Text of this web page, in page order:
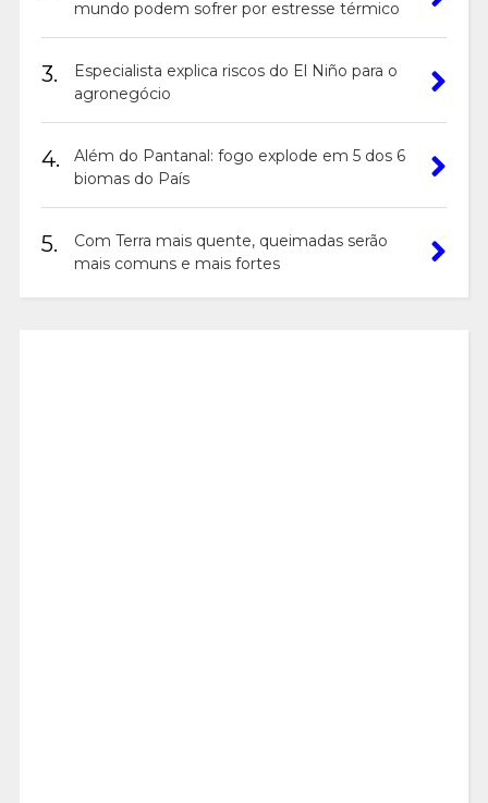
mundo podem sofrer por estresse térmico
3.
Especialista explica riscos do El Niño para o
agronegócio
4.
Além do Pantanal: fogo explode em 5 dos 6
biomas do País
5.
Com Terra mais quente, queimadas serão
mais comuns e mais fortes